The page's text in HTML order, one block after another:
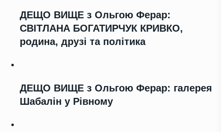
ДЕЩО ВИЩЕ з Ольгою Ферар:
СВІТЛАНА БОГАТИРЧУК КРИВКО,
родина, друзі та політика
ДЕЩО ВИЩЕ з Ольгою Ферар: галерея
Шабалін у Рівному